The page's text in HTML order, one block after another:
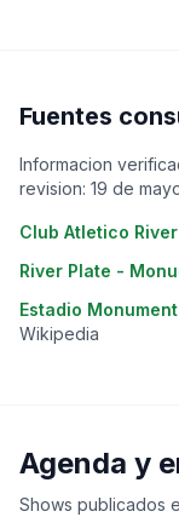
Fuentes
Informacion
revision: 19 de
Club Atletico
River Plate -
Estadio
Wikipedia
Agenda y
Shows publicados